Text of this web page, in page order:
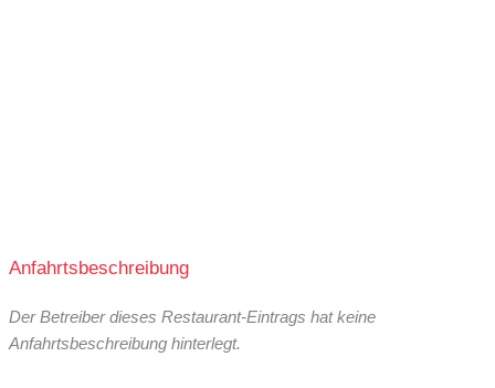
Anfahrtsbeschreibung
Der Betreiber dieses Restaurant-Eintrags hat keine
Anfahrtsbeschreibung hinterlegt.